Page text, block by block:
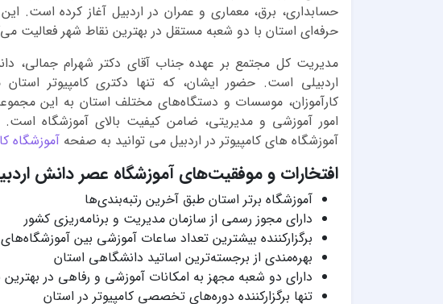
حسابداری، برق، معماری و عمران در اردبیل آغاز کرده
حرفه‌ای استان با دو شعبه مستقل در بهترین نقاط شهر فعالیت
مدیریت کل مجتمع بر عهده جناب آقای دکتر شهرام جمالی،
اردبیلی است. حضور ایشان، که تنها دکتری کامپیوتر
کارآموزان، موسسات و دستگاه‌های مختلف استان به این
امور آموزشی و مدیریتی، ضامن کیفیت بالای آموزشگاه
آموزشگاه های کامپیوتر در اردبیل می توانید به صفحه آموزشگاه
افتخارات و موفقیت‌های آموزشگاه عصر دانش
آموزشگاه برتر استان طبق آخرین رتبه‌بندی‌ها
دارای مجوز رسمی از سازمان مدیریت و برنامه‌ریزی کشور
برگزارکننده بیشترین تعداد ساعات آموزشی بین
بهره‌مندی از برجسته‌ترین اساتید دانشگاهی استان
دارای دو شعبه مجهز به امکانات آموزشی و رفاهی در
تنها برگزارکننده دوره‌های تخصصی کامپیوتر در استان